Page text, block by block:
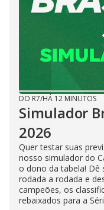
DO R7/HÁ 12 MINUTOS
Simulador
2026
Quer testar suas
nosso simulador do
o dono da tabela! Dê
rodada a rodada e
campeões, os
rebaixados para a